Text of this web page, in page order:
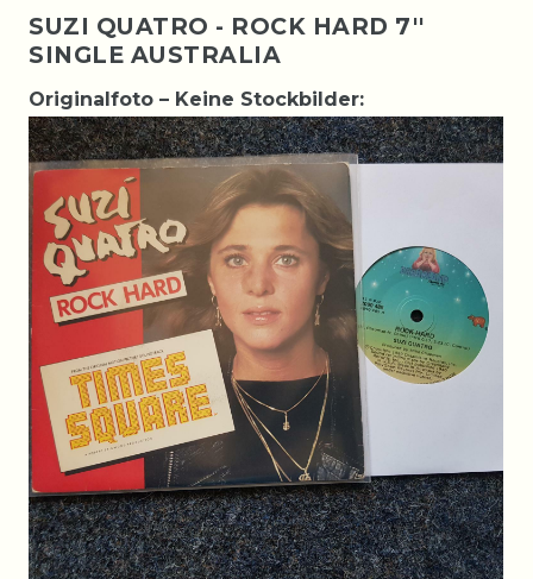
SUZI QUATRO - ROCK HARD 7''
SINGLE AUSTRALIA
Originalfoto – Keine Stockbilder: